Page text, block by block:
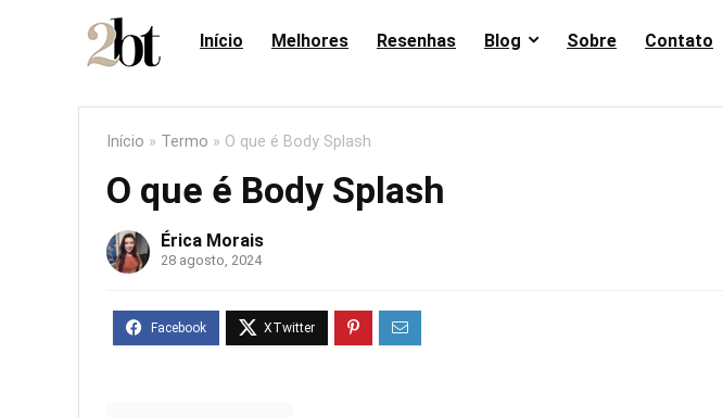
Início Melhores Resenhas Blog Sobre Contato
Início » Termo » O que é Body Splash
O que é Body Splash
Érica Morais
28 agosto, 2024